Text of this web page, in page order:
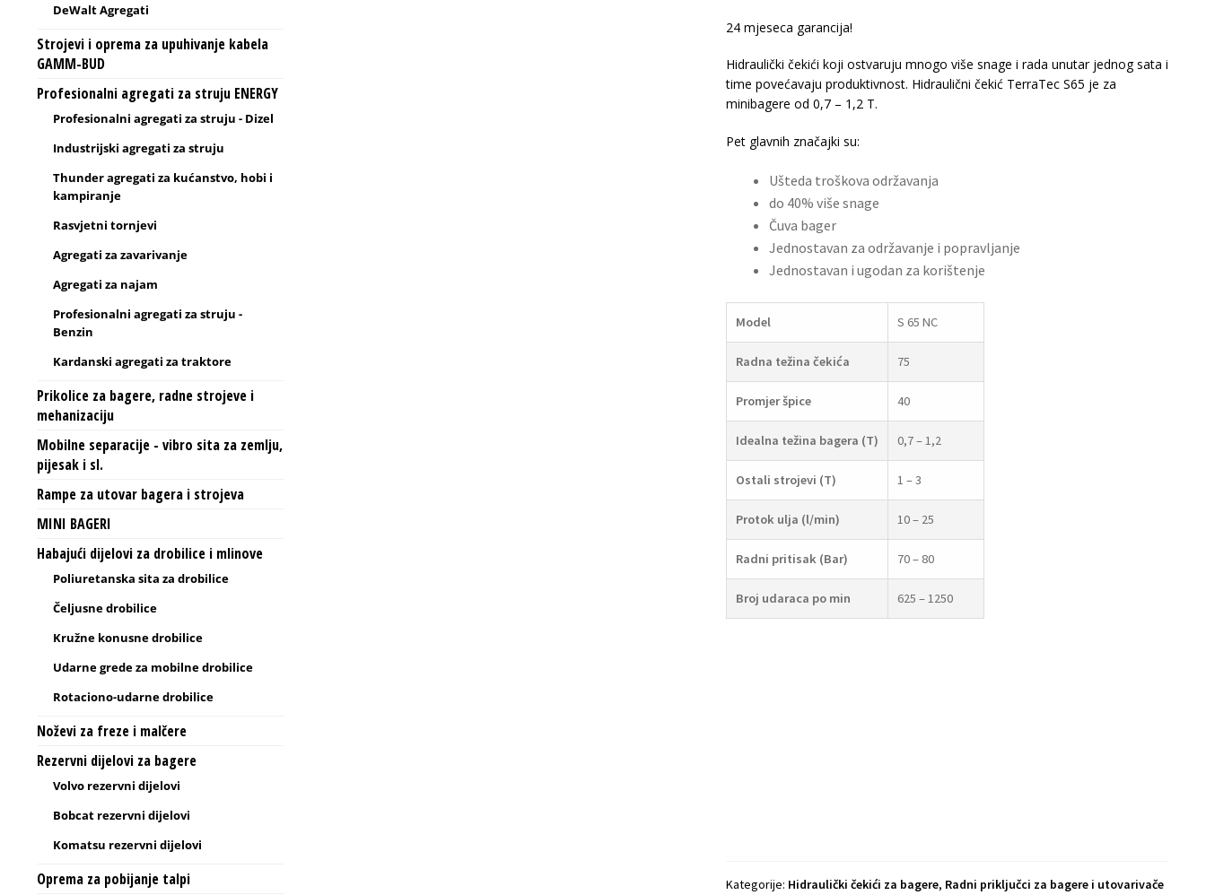
24 mjeseca garancija!
Hidraulički čekići koji ostvaruju mnogo više snage i rada unutar jednog sata i
time povećavaju produktivnost. Hidraulični čekić TerraTec S65 je za
minibagere od 0,7 – 1,2 T.
Pet glavnih značajki su:
Ušteda troškova održavanja
do 40% više snage
Čuva bager
Jednostavan za održavanje i popravljanje
Jednostavan i ugodan za korištenje
Model S 65 NC
Radna težina čekića 75
Promjer špice 40
Idealna težina bagera (T) 0,7 – 1,2
Ostali strojevi (T) 1 – 3
Protok ulja (l/min) 10 – 25
Radni pritisak (Bar) 70 – 80
Broj udaraca po min 625 – 1250
Kategorije: Hidraulički čekići za bagere, Radni priključci za bagere i utovarivače
DeWalt Agregati
Strojevi i oprema za upuhivanje kabela
GAMM-BUD
Profesionalni agregati za struju ENERGY
Profesionalni agregati za struju - Dizel
Industrijski agregati za struju
Thunder agregati za kućanstvo, hobi i
kampiranje
Rasvjetni tornjevi
Agregati za zavarivanje
Agregati za najam
Profesionalni agregati za struju -
Benzin
Kardanski agregati za traktore
Prikolice za bagere, radne strojeve i
mehanizaciju
Mobilne separacije - vibro sita za zemlju,
pijesak i sl.
Rampe za utovar bagera i strojeva
MINI BAGERI
Habajući dijelovi za drobilice i mlinove
Poliuretanska sita za drobilice
Čeljusne drobilice
Kružne konusne drobilice
Udarne grede za mobilne drobilice
Rotaciono-udarne drobilice
Noževi za freze i malčere
Rezervni dijelovi za bagere
Volvo rezervni dijelovi
Bobcat rezervni dijelovi
Komatsu rezervni dijelovi
Oprema za pobijanje talpi